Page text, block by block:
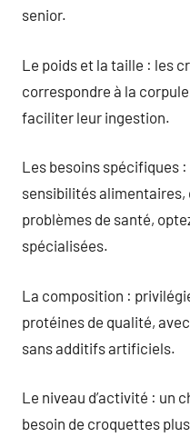
senior.
Le poids et la taille : les
correspondre à la
faciliter leur ingestion.
Les besoins spécifiques
sensibilités alimentaires,
problèmes de santé,
spécialisées.
La composition :
protéines de qualité,
sans additifs artificiels.
Le niveau d’activité : un
besoin de croquettes